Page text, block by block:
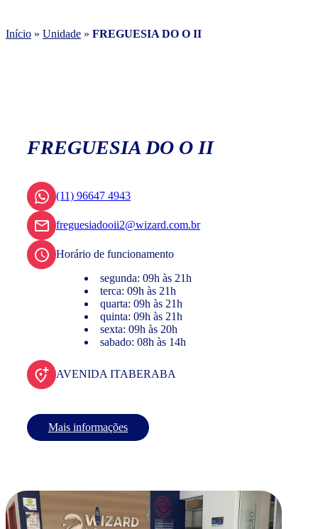
Início » Unidade » FREGUESIA DO O II
FREGUESIA DO O II
(11) 96647 4943
freguesiadooii2@wizard.com.br
Horário de funcionamento
segunda: 09h às 21h
terca: 09h às 21h
quarta: 09h às 21h
quinta: 09h às 21h
sexta: 09h às 20h
sabado: 08h às 14h
AVENIDA ITABERABA
Mais informações